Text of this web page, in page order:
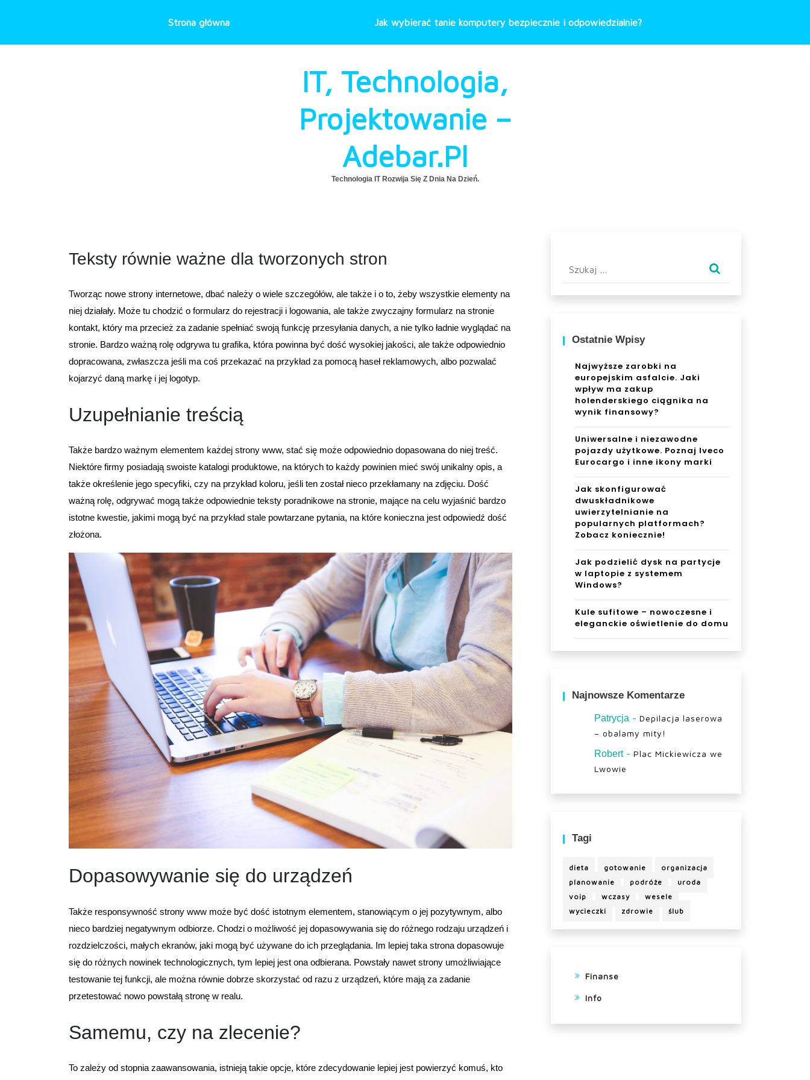
Strona główna Jak wybierać tanie komputery bezpiecznie i odpowiedzialnie?
IT, Technologia,
Projektowanie –
Adebar.pl
Technologia IT Rozwija Się Z Dnia Na Dzień.
Teksty równie ważne dla tworzonych stron
Tworząc nowe strony internetowe, dbać należy o wiele szczegółów, ale także i o to, żeby wszystkie elementy na
niej działały. Może tu chodzić o formularz do rejestracji i logowania, ale także zwyczajny formularz na stronie
kontakt, który ma przecież za zadanie spełniać swoją funkcję przesyłania danych, a nie tylko ładnie wyglądać na
stronie. Bardzo ważną rolę odgrywa tu grafika, która powinna być dość wysokiej jakości, ale także odpowiednio
dopracowana, zwłaszcza jeśli ma coś przekazać na przykład za pomocą haseł reklamowych, albo pozwalać
kojarzyć daną markę i jej logotyp.
Uzupełnianie treścią
Także bardzo ważnym elementem każdej strony www, stać się może odpowiednio dopasowana do niej treść.
Niektóre firmy posiadają swoiste katalogi produktowe, na których to każdy powinien mieć swój unikalny opis, a
także określenie jego specyfiki, czy na przykład koloru, jeśli ten został nieco przekłamany na zdjęciu. Dość
ważną rolę, odgrywać mogą także odpowiednie teksty poradnikowe na stronie, mające na celu wyjaśnić bardzo
istotne kwestie, jakimi mogą być na przykład stale powtarzane pytania, na które konieczna jest odpowiedź dość
złożona.
Dopasowywanie się do urządzeń
Także responsywność strony www może być dość istotnym elementem, stanowiącym o jej pozytywnym, albo
nieco bardziej negatywnym odbiorze. Chodzi o możliwość jej dopasowywania się do różnego rodzaju urządzeń i
rozdzielczości, małych ekranów, jaki mogą być używane do ich przeglądania. Im lepiej taka strona dopasowuje
się do różnych nowinek technologicznych, tym lepiej jest ona odbierana. Powstały nawet strony umożliwiające
testowanie tej funkcji, ale można równie dobrze skorzystać od razu z urządzeń, które mają za zadanie
przetestować nowo powstałą stronę w realu.
Samemu, czy na zlecenie?
To zależy od stopnia zaawansowania, istnieją takie opcje, które zdecydowanie lepiej jest powierzyć komuś, kto
Ostatnie Wpisy
Najwyższe zarobki na
europejskim asfalcie. Jaki
wpływ ma zakup
holenderskiego ciągnika na
wynik finansowy?
Uniwersalne i niezawodne
pojazdy użytkowe. Poznaj Iveco
Eurocargo i inne ikony marki
Jak skonfigurować
dwuskładnikowe
uwierzytelnianie na
popularnych platformach?
Zobacz koniecznie!
Jak podzielić dysk na partycje
w laptopie z systemem
Windows?
Kule sufitowe – nowoczesne i
eleganckie oświetlenie do domu
Najnowsze Komentarze
Patrycja - Depilacja laserowa
– obalamy mity!
Robert- Plac Mickiewicza we
Lwowie
Tagi
dieta gotowanie
organizacja
planowanie
podróże
uroda
voip
wczasy
wesele
wycieczki
zdrowie ślub
Finanse
Info